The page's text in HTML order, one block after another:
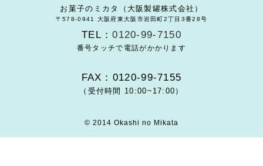
お菓子のミカタ（大阪製罐株式会社）
〒578-0941 大阪府東大阪市岩田町2丁目3番28号
TEL：0120-99-7150
番号タッチで電話がかかります
FAX：0120-99-7155
（受付時間 10:00~17:00）
© 2014 Okashi no Mikata